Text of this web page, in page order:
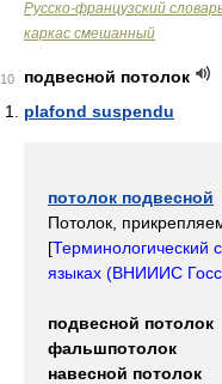
Русско-французский
каркас смешанный
10
подвесной потолок
plafond suspendu
потолок подвесной
Потолок,
[Терминологический
языках (ВНИИИС
подвесной потолок
фальшпотолок
навесной потолок